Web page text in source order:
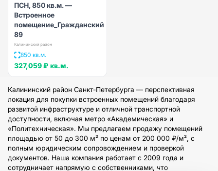
ПСН, 850 кв.м. —
Встроенное
помещение_Гражданский
89
Калининский район
850 кв.м.
327,059 ₽ кв.м.
Калининский район Санкт-Петербурга — перспективная
локация для покупки встроенных помещений благодаря
развитой инфраструктуре и отличной транспортной
доступности, включая метро «Академическая» и
«Политехническая». Мы предлагаем продажу помещений
площадью от 50 до 300 м² по ценам от 200 000 ₽/м², с
полным юридическим сопровождением и проверкой
документов. Наша компания работает с 2009 года и
сотрудничает напрямую с собственниками, что